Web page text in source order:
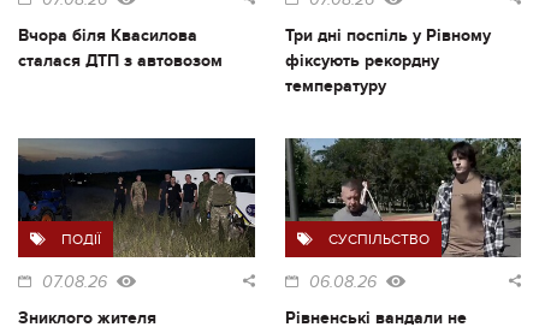
Вчора біля Квасилова
сталася ДТП з автовозом
Три дні поспіль у Рівному
фіксують рекордну
температуру
ПОДІЇ
07.08.26
Зниклого жителя
СУСПІЛЬСТВО
06.08.26
Рівненські вандали не